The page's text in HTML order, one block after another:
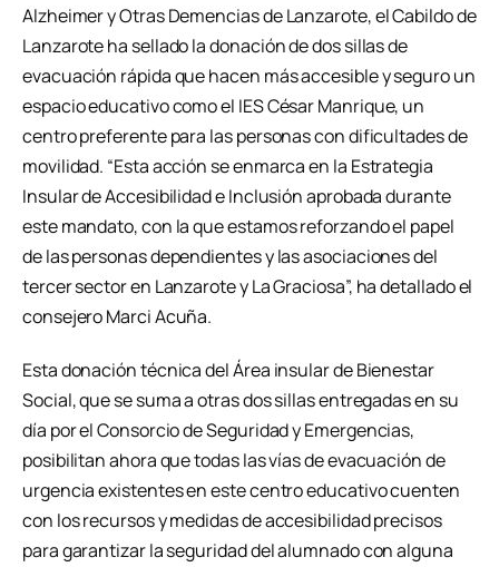
Alzheimer y Otras Demencias de Lanzarote, el Cabildo de
Lanzarote ha sellado la donación de dos sillas de
evacuación rápida que hacen más accesible y seguro un
espacio educativo como el IES César Manrique, un
centro preferente para las personas con dificultades de
movilidad. “Esta acción se enmarca en la Estrategia
Insular de Accesibilidad e Inclusión aprobada durante
este mandato, con la que estamos reforzando el papel
de las personas dependientes y las asociaciones del
tercer sector en Lanzarote y La Graciosa”, ha detallado el
consejero Marci Acuña.
Esta donación técnica del Área insular de Bienestar
Social, que se suma a otras dos sillas entregadas en su
día por el Consorcio de Seguridad y Emergencias,
posibilitan ahora que todas las vías de evacuación de
urgencia existentes en este centro educativo cuenten
con los recursos y medidas de accesibilidad precisos
para garantizar la seguridad del alumnado con alguna